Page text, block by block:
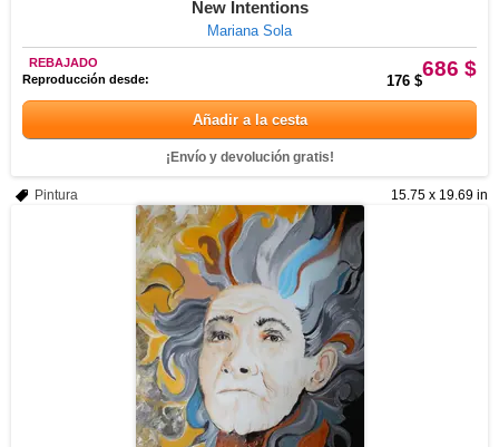
New Intentions
Mariana Sola
686 $
REBAJADO
Reproducción desde:
176 $
Añadir a la cesta
¡Envío y devolución gratis!
15.75 x 19.69 in
Pintura